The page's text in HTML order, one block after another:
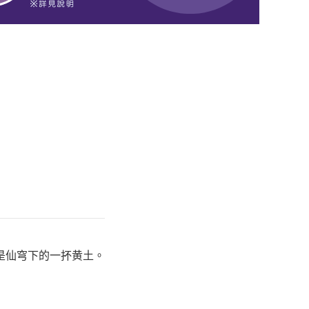
穹下的一抔黄土。